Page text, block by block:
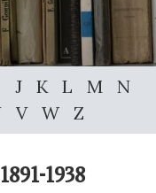
J K L M
N
V W Z
1938